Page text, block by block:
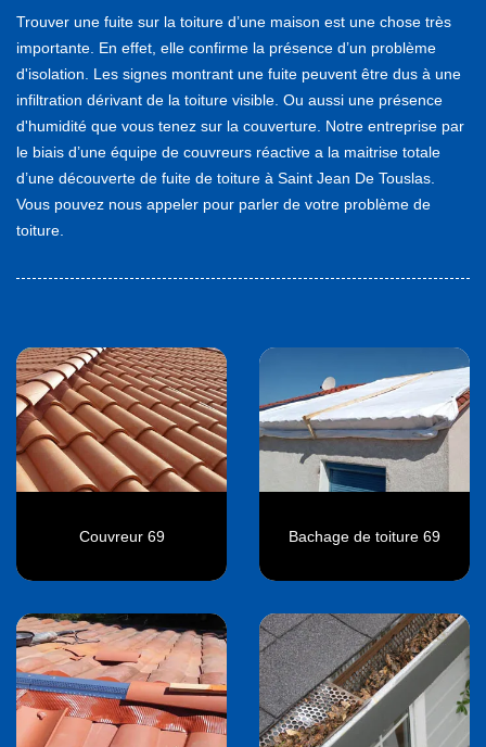
Trouver une fuite sur la toiture d’une maison est une chose très
importante. En effet, elle confirme la présence d’un problème
d'isolation. Les signes montrant une fuite peuvent être dus à une
infiltration dérivant de la toiture visible. Ou aussi une présence
d'humidité que vous tenez sur la couverture. Notre entreprise par
le biais d’une équipe de couvreurs réactive a la maitrise totale
d’une découverte de fuite de toiture à Saint Jean De Touslas.
Vous pouvez nous appeler pour parler de votre problème de
toiture.
Couvreur 69 Bachage de toiture 69